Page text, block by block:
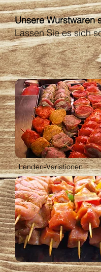
Unsere Wurstwaren
Lassen Sie es sich
Lenden-Variationen